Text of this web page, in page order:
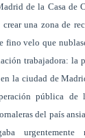
de la Casa de
una zona de
fino velo que
trabajadora: la
la ciudad de
pública de
del país
urgentemente